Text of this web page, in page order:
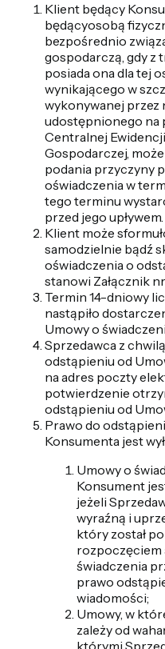
Klient będący
będącyosobą
bezpośrednio
gospodarczą, gdy z
posiada ona dla tej
wynikającego w
wykonywanej przez
udostępnionego na
Centralnej
Gospodarczej,
podania przyczyny
oświadczenia w
tego terminu
przed jego upływem.
Klient może
samodzielnie bądź
oświadczenia o
stanowi Załącznik
Termin 14-dniowy
nastąpiło
Umowy o
Sprzedawca z
odstąpieniu od
na adres poczty
potwierdzenie
odstąpieniu od
Prawo do
Konsumenta jest
Umowy o
Konsument
jeżeli
wyraźną i
który został
rozpoczęciem
świadczenia
prawo
wiadomości;
Umowy, w
zależy od